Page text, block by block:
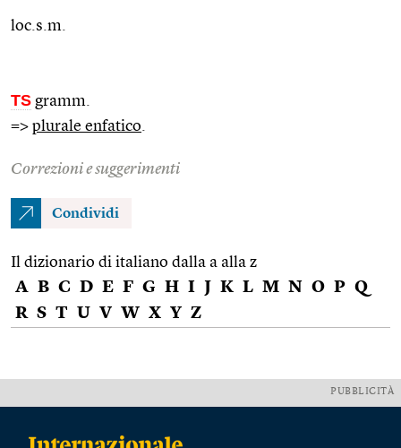
loc.s.m.
TS gramm.
=> plurale enfatico
Correzioni e suggerimenti
Condividi
Il dizionario di italiano dalla a alla z
A B C D E F G H I J K L M N O P Q
R S T U V W X Y Z
PUBBLICITÀ